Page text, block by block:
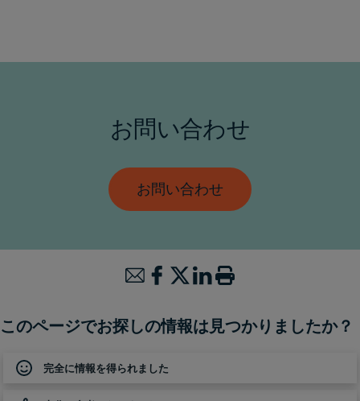
お問い合わせ
お問い合わせ
このページでお探しの情報は見つかりましたか？
完全に情報を得られました